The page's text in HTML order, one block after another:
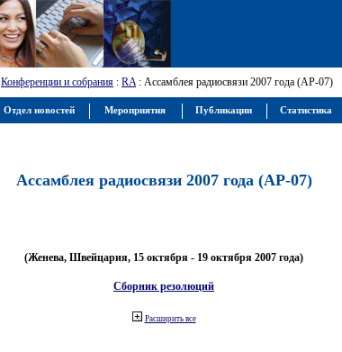
Конференции и собрания : RA: Ассамблея радиосвязи 2007 года (АР-07)
Ассамблея радиосвязи 2007 года (АР-07)
(Женева, Швейцария, 15 октября - 19 октября 2007 года)
Сборник резолюций
Расширить все
Отдел новостей Мероприятия Публикации Статистика